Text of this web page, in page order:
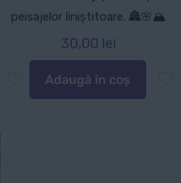
peisajelor liniștitoare. 🏯🌸🏔️
30,00 lei
Adaugă în coș